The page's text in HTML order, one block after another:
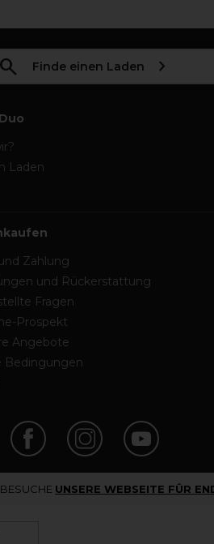
Finde einen Laden
Laden
Zahlung
und Rückerstattung
Fragen
Prospekt
Angebote
Bedingungen
BESUCHE UNSERE WEBSEITE FÜR